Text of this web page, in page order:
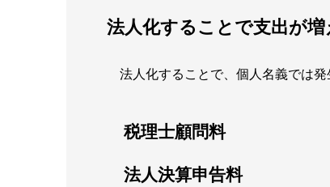
法人化することで支出が増
法人化することで、個人名義では発
税理士顧問料
法人決算申告料